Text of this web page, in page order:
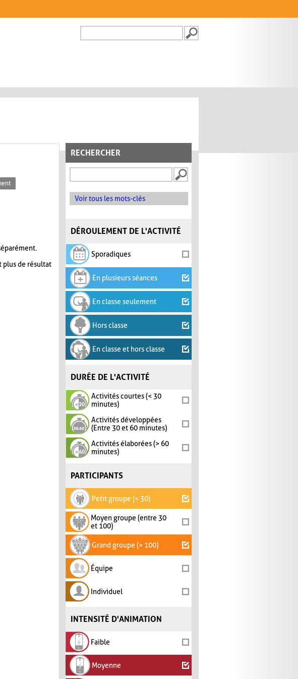
FORMULAIRE DE
RECHERCHER
Voir tous les mots-clés
DÉROULEMENT DE L'ACTIVITÉ
Sporadiques
En plusieurs séances
En classe seulement
Hors classe
En classe et hors classe
DURÉE DE L'ACTIVITÉ
Activités courtes (< 30
minutes)
Activités développées
(Entre 30 et 60 minutes)
Activités élaborées (> 60
minutes)
PARTICIPANTS
Petit groupe (< 30)
Moyen groupe (entre 30
et 100)
Grand groupe (> 100)
Équipe
Individuel
INTENSITÉ D'ANIMATION
Faible
Moyenne
de résultat